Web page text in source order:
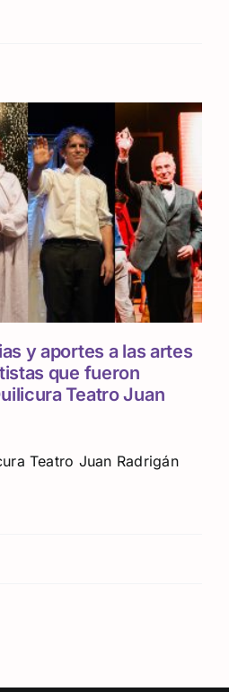
y aportes a las artes
que fueron
Teatro Juan
Teatro Juan Radrigán